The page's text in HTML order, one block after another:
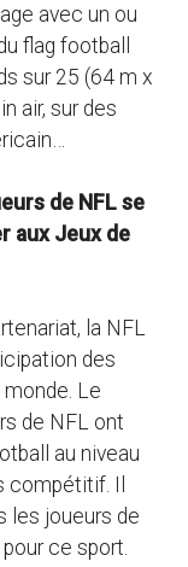
avec un ou
flag football
sur 25 (64 m x
air, sur des
de NFL se
aux Jeux de
la NFL
des
Le
de NFL ont
au niveau
compétitif. Il
les joueurs de
ce sport.